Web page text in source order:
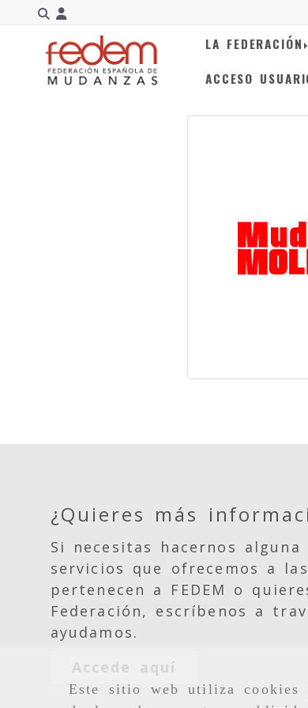
Este sitio web utiliza cookies
Identifícate
LA FEDERACIÓN
ACCESO
¿Quieres más
Si necesitas hacernos
servicios que ofrecemos a
pertenecen a FEDEM o
Federación, escríbenos a
ayudamos.
Accede aquí